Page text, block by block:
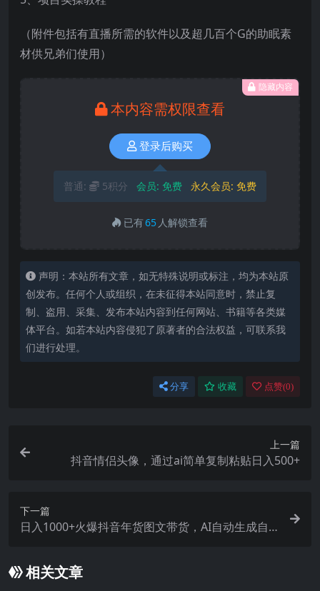
（附件包括有直播所需的软件以及超几百个G的助眠素
材供兄弟们使用）
隐藏内容
本内容需权限查看
登录后购买
普通: 5积分 会员: 免费 永久会员: 免费
已有65 人解锁查看
声明：本站所有文章，如无特殊说明或标注，均为本站原
创发布。任何个人或组织，在未征得本站同意时，禁止复
制、盗用、采集、发布本站内容到任何网站、书籍等各类媒
体平台。如若本站内容侵犯了原著者的合法权益，可联系我
们进行处理。
分享 收藏 点赞(0)
上一篇
抖音情侣头像，通过ai简单复制粘贴日入500+
下一篇
日入1000+火爆抖音年货图文带货，AI自动生成自
相关文章